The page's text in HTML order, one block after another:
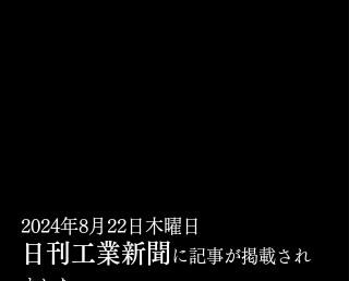
2024年8月22日木曜日
​ 日刊工業新聞 に記事が掲載され